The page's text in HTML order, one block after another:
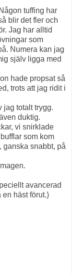
tuffing har
blir det fler och
Jag har alltid
som
Numera kan jag
själv ligga med
hade propsat så
trots att jag ridit i
jag totalt trygg.
duktig.
vi snirklade
som kom
ganska snabbt, på
avancerad
en häst förut.)